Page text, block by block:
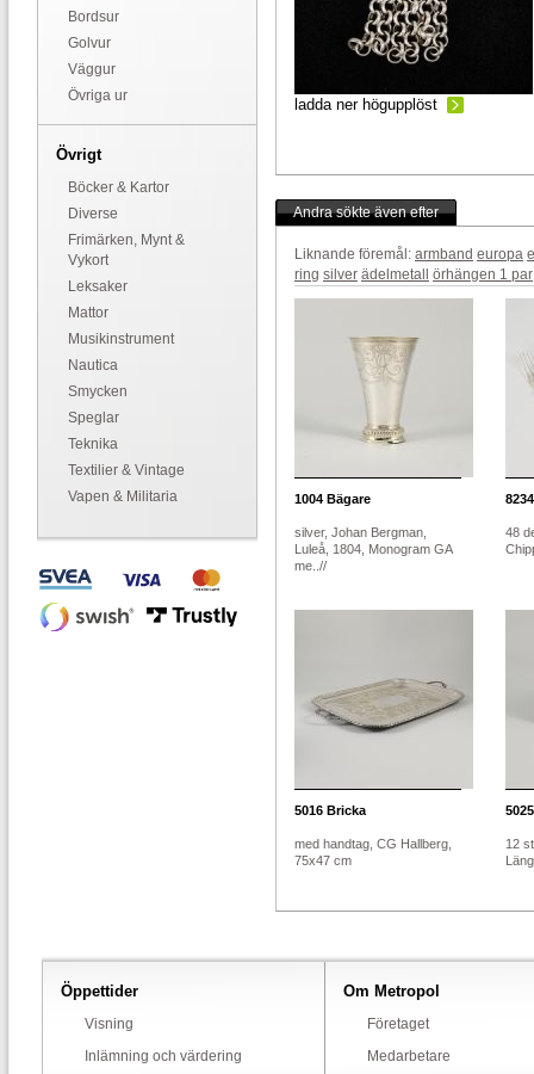
Bordsur
Golvur
Väggur
Övriga ur
Övrigt
Böcker & Kartor
Diverse
Frimärken, Mynt &
Vykort
Leksaker
Mattor
Musikinstrument
Nautica
Smycken
Speglar
Teknika
Textilier & Vintage
Vapen & Militaria
ladda ner högupplöst
Andra sökte även efter
Liknande föremål: armband europa
ring silver ädelmetall örhängen 1 par
1004 Bägare
silver, Johan Bergman,
Luleå, 1804, Monogram GA
me..//
8234
48
5016 Bricka
med handtag, CG Hallberg,
75x47 cm
5025
12
Öppettider
Visning
Inlämning och värdering
Om Metropol
Företaget
Medarbetare